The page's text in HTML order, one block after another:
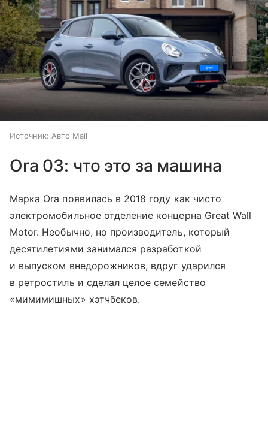
Источник: Авто Mail
Ora 03: что это за машина
Марка Ora появилась в 2018 году как чисто
электромобильное отделение концерна Great Wall
Motor. Необычно, но производитель, который
десятилетиями занимался разработкой
и выпуском внедорожников, вдруг ударился
в ретростиль и сделал целое семейство
«мимимишных» хэтчбеков.